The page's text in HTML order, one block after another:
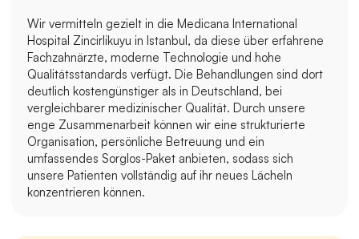
Wir vermitteln gezielt in die Medicana International
Hospital Zincirlikuyu in Istanbul, da diese über erfahrene
Fachzahnärzte, moderne Technologie und hohe
Qualitätsstandards verfügt. Die Behandlungen sind dort
deutlich kostengünstiger als in Deutschland, bei
vergleichbarer medizinischer Qualität. Durch unsere
enge Zusammenarbeit können wir eine strukturierte
Organisation, persönliche Betreuung und ein
umfassendes Sorglos-Paket anbieten, sodass sich
unsere Patienten vollständig auf ihr neues Lächeln
konzentrieren können.